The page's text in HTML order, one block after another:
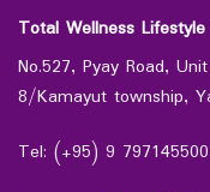
Total Wellness
No.527, Pyay Road,
8/Kamayut township,
Tel: (+95) 9 797145500